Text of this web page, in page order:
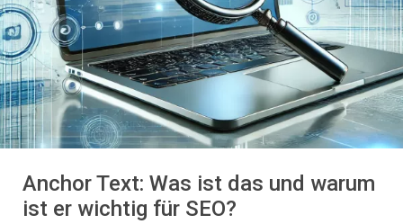
Anchor Text: Was ist das und warum
ist er wichtig für SEO?